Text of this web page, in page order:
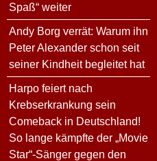
Spaß“ weiter
Andy Borg verrät: Warum ihn
Peter Alexander schon seit
seiner Kindheit begleitet hat
Harpo feiert nach
Krebserkrankung sein
Comeback in Deutschland!
So lange kämpfte der „Movie
Star“-Sänger gegen den